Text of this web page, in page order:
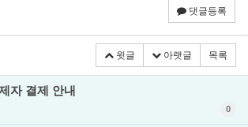
댓글등록
윗글 아랫글 목록
자 결제 안내
0